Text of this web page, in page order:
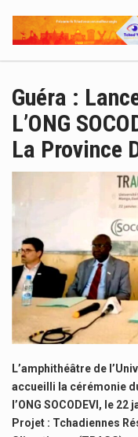
Guéra :
L’ONG
La Province
L’amphithéâtre de
accueilli la cérémonie
l’ONG SOCODEVI, le
Projet : Tchadiennes